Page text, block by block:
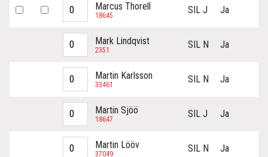
Marcus Thorell
18645 SIL J Ja
Mark Lindqvist
2351 SIL N Ja
Martin Karlsson
33461 SIL N Ja
Martin Sjöö
18647 SIL J Ja
Martin Lööv
37049 SIL N Ja